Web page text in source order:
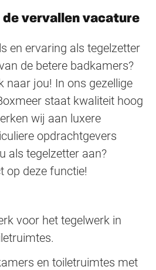
vervallen vacature
en ervaring als tegelzetter
de betere badkamers?
naar jou! In ons gezellige
staat kwaliteit hoog
wij aan luxere
opdrachtgevers
als tegelzetter aan?
op deze functie!
voor het tegelwerk in
en toiletruimtes met